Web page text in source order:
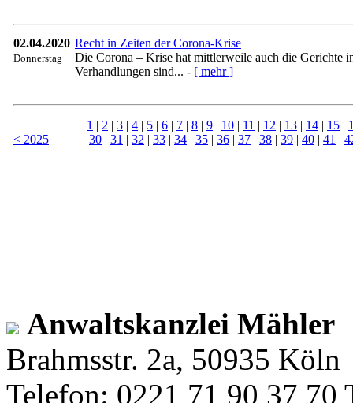
02.04.2020
Donnerstag
Recht in Zeiten der Corona-Krise
Die Corona – Krise hat mittlerweile auch die Gerichte
Verhandlungen sind... - [ mehr ]
< 2025
1 | 2 | 3 | 4 | 5 | 6 | 7 | 8 | 9 | 10 | 11 | 12 | 13 | 14 | 15 |
30 | 31 | 32 | 33 | 34 | 35 | 36 | 37 | 38 | 39 | 40 | 41 |
Anwaltskanzlei Mähler
Brahmsstr. 2a, 50935 Köln
Telefon: 0221 71 90 37 70